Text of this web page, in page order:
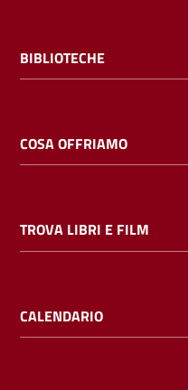
BIBLIOTECHE
COSA OFFRIAMO
TROVA LIBRI E FILM
CALENDARIO